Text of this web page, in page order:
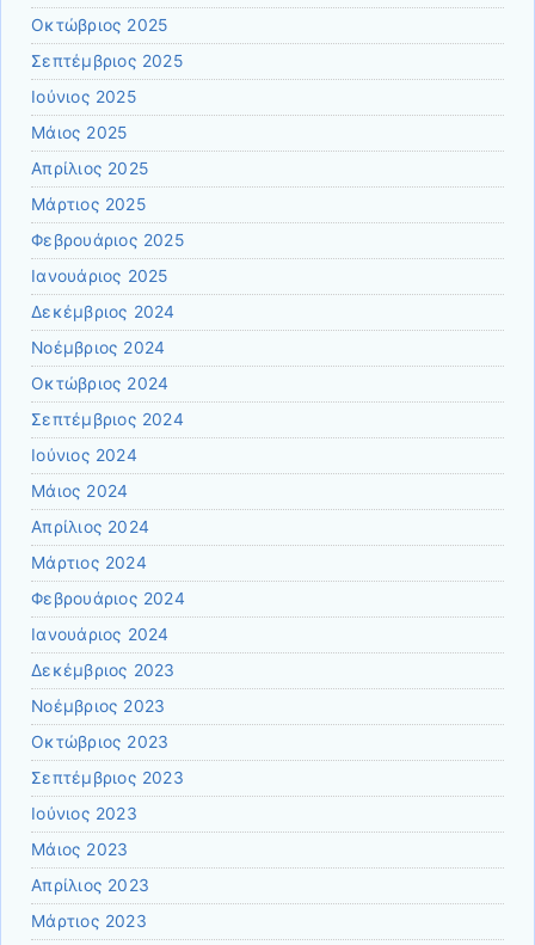
Οκτώβριος 2025
Σεπτέμβριος 2025
Ιούνιος 2025
Μάιος 2025
Απρίλιος 2025
Μάρτιος 2025
Φεβρουάριος 2025
Ιανουάριος 2025
Δεκέμβριος 2024
Νοέμβριος 2024
Οκτώβριος 2024
Σεπτέμβριος 2024
Ιούνιος 2024
Μάιος 2024
Απρίλιος 2024
Μάρτιος 2024
Φεβρουάριος 2024
Ιανουάριος 2024
Δεκέμβριος 2023
Νοέμβριος 2023
Οκτώβριος 2023
Σεπτέμβριος 2023
Ιούνιος 2023
Μάιος 2023
Απρίλιος 2023
Μάρτιος 2023